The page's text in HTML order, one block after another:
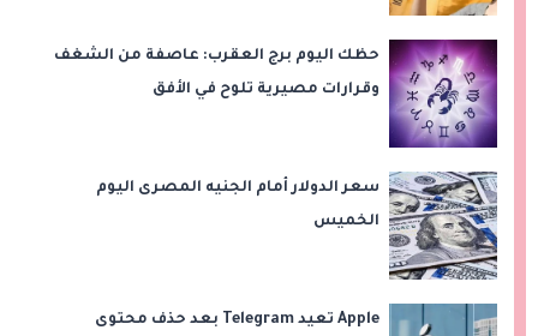
حظك اليوم برج العقرب: عاصفة من الشغف
وقرارات مصيرية تلوح في الأفق
سعر الدولار أمام الجنيه المصرى اليوم
الخميس
Apple تعيد Telegram بعد حذف محتوى